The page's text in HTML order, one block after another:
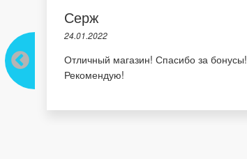
Серж
24.01.2022
Отличный магазин! Спасибо за бонусы!
Рекомендую!